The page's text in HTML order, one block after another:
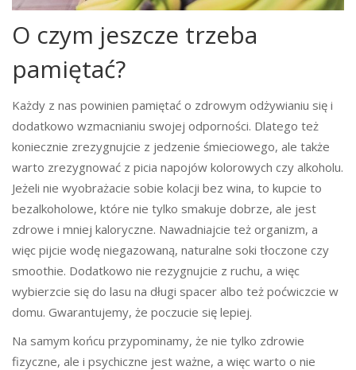
O czym jeszcze trzeba
pamiętać?
Każdy z nas powinien pamiętać o zdrowym odżywianiu się i
dodatkowo wzmacnianiu swojej odporności. Dlatego też
koniecznie zrezygnujcie z jedzenie śmieciowego, ale także
warto zrezygnować z picia napojów kolorowych czy alkoholu.
Jeżeli nie wyobrażacie sobie kolacji bez wina, to kupcie to
bezalkoholowe, które nie tylko smakuje dobrze, ale jest
zdrowe i mniej kaloryczne. Nawadniajcie też organizm, a
więc pijcie wodę niegazowaną, naturalne soki tłoczone czy
smoothie. Dodatkowo nie rezygnujcie z ruchu, a więc
wybierzcie się do lasu na długi spacer albo też poćwiczcie w
domu. Gwarantujemy, że poczucie się lepiej.
Na samym końcu przypominamy, że nie tylko zdrowie
fizyczne, ale i psychiczne jest ważne, a więc warto o nie